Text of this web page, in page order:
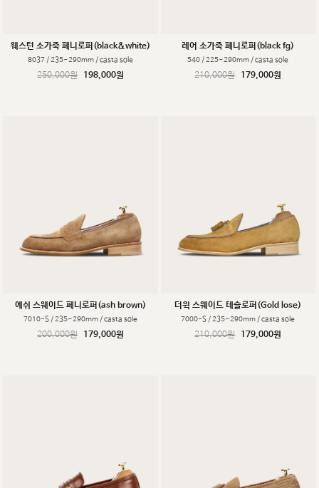
웨스턴 소가죽 페니로퍼(black&white)
8037 / 235~290mm / casta sole
250,000원 198,000원
레어 소가죽 페니로퍼(black fg)
540 / 225~290mm / casta sole
210,000원 179,000원
에쉬 스웨이드 페니로퍼(ash brown)
7010-S / 235~290mm / casta sole
200,000원 179,000원
더윅 스웨이드 테슬로퍼(Gold lose)
7000-S / 235~290mm / casta sole
210,000원 179,000원